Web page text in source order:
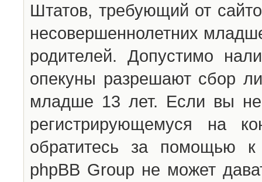
Штатов, требующий от
несовершеннолетних
родителей. Допустимо
опекуны разрешают сбор
младше 13 лет. Если вы
регистрирующемуся на
обратитесь за помощью к
phpBB Group не может